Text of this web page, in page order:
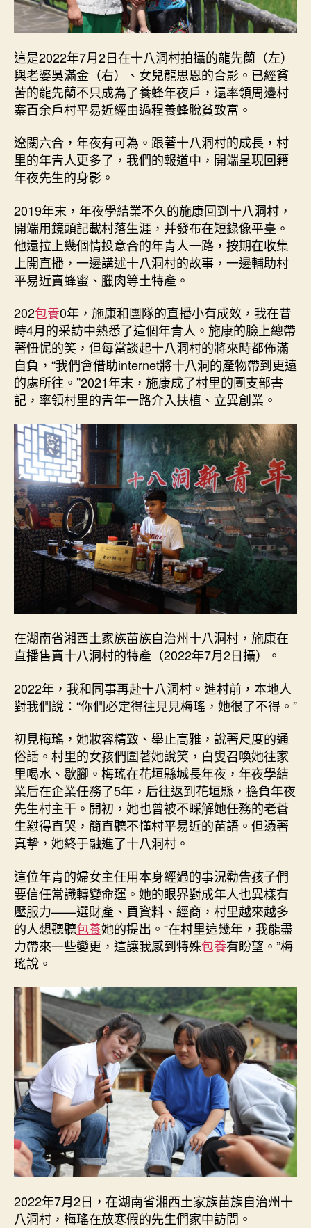
這是2022年7月2日在十八洞村拍攝的龍先蘭（左）
與老婆吳滿金（右）、女兒龍思恩的合影。已經貧
苦的龍先蘭不只成為了養蜂年夜戶，還率領周邊村
寨百余戶村平易近經由過程養蜂脫貧致富。
遼闊六合，年夜有可為。跟著十八洞村的成長，村
里的年青人更多了，我們的報道中，開端呈現回籍
年夜先生的身影。
2019年末，年夜學結業不久的施康回到十八洞村，
開端用鏡頭記載村落生涯，并發布在短錄像平臺。
他還拉上幾個情投意合的年青人一路，按期在收集
上開直播，一邊講述十八洞村的故事，一邊輔助村
平易近賣蜂蜜、臘肉等土特產。
202包養0年，施康和團隊的直播小有成效，我在昔
時4月的采訪中熟悉了這個年青人。施康的臉上總帶
著忸怩的笑，但每當談起十八洞村的將來時都佈滿
自負，“我們會借助internet將十八洞的產物帶到更遠
的處所往。”2021年末，施康成了村里的團支部書
記，率領村里的青年一路介入扶植、立異創業。
在湖南省湘西土家族苗族自治州十八洞村，施康在
直播售賣十八洞村的特產（2022年7月2日攝）。
2022年，我和同事再赴十八洞村。進村前，本地人
對我們說：“你們必定得往見見梅瑤，她很了不得。”
初見梅瑤，她妝容精致、舉止高雅，說著尺度的通
俗話。村里的女孩們圍著她說笑，白叟召喚她往家
里喝水、歇腳。梅瑤在花垣縣城長年夜，年夜學結
業后在企業任務了5年，后往返到花垣縣，擔負年夜
先生村主干。開初，她也曾被不睬解她任務的老蒼
生懟得直哭，簡直聽不懂村平易近的苗語。但憑著
真摯，她終于融進了十八洞村。
這位年青的婦女主任用本身經過的事況勸告孩子們
要信任常識轉變命運。她的眼界對成年人也異樣有
壓服力——選財產、買資料、經商，村里越來越多
的人想聽聽包養她的提出。“在村里這幾年，我能盡
力帶來一些變更，這讓我感到特殊包養有盼望。”梅
瑤說。
2022年7月2日，在湖南省湘西土家族苗族自治州十
八洞村，梅瑤在放寒假的先生們家中訪問。